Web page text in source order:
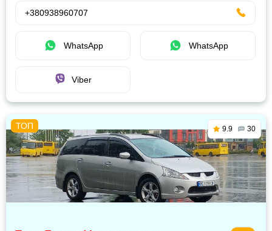
+380938960707
WhatsApp WhatsApp
Viber
9.9 30